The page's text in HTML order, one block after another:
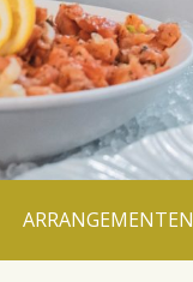
ARRANGEMENTEN